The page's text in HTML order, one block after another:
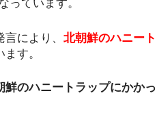
っています。
により、 北朝鮮のハニー
す。
のハニートラップにかか